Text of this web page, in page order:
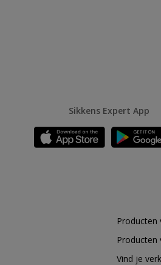
Sikkens Expert App
Producten
Producten
Vind je